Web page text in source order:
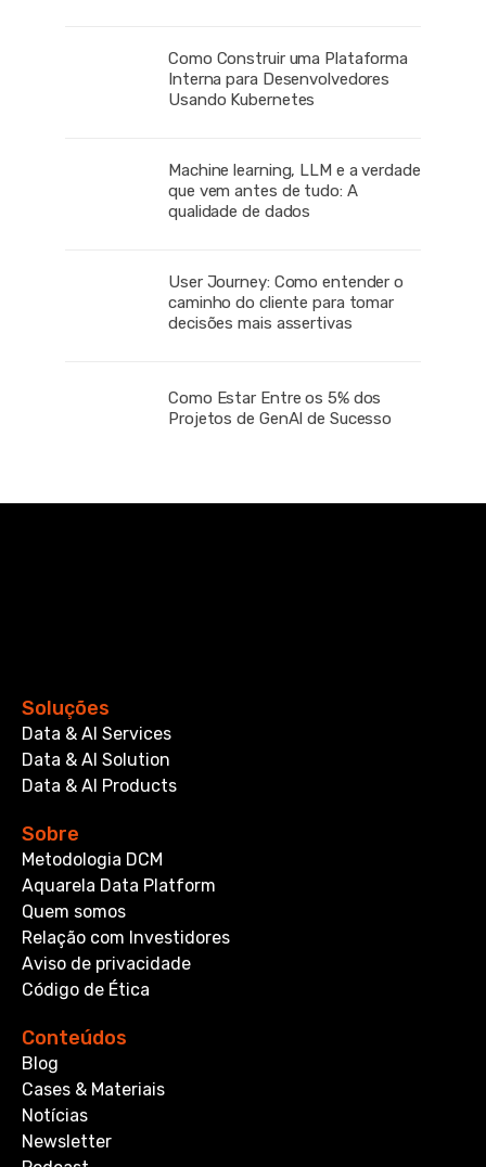
Como Construir uma Plataforma
Interna para Desenvolvedores
Usando Kubernetes
Machine learning, LLM e a verdade
que vem antes de tudo: A
qualidade de dados
User Journey: Como entender o
caminho do cliente para tomar
decisões mais assertivas
Como Estar Entre os 5% dos
Projetos de GenAI de Sucesso
Soluções
Data & AI Services
Data & AI Solution
Data & AI Products
Sobre
Metodologia DCM
Aquarela Data Platform
Quem somos
Relação com Investidores
Aviso de privacidade
Código de Ética
Conteúdos
Blog
Cases & Materiais
Notícias
Newsletter